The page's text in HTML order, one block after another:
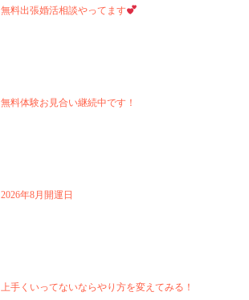
無料出張婚活相談やってます
無料体験お見合い継続中です！
2026年8月開運日
上手くいってないならやり方を変えてみる！